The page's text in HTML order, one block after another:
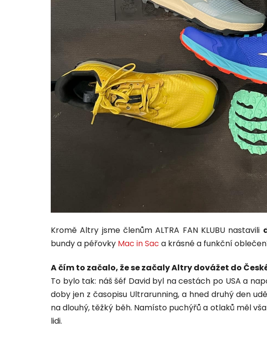
Kromě Altry jsme členům ALTRA FAN KLUBU nastavili
bundy a péřovky Mac in Sac a krásné a funkční
A čím to začalo, že se začaly Altry dovážet do
To bylo tak: náš šéf David byl na cestách po USA a
doby jen z časopisu Ultrarunning, a hned druhý den
na dlouhý, těžký běh. Namísto puchýřů a otlaků měl
lidi.